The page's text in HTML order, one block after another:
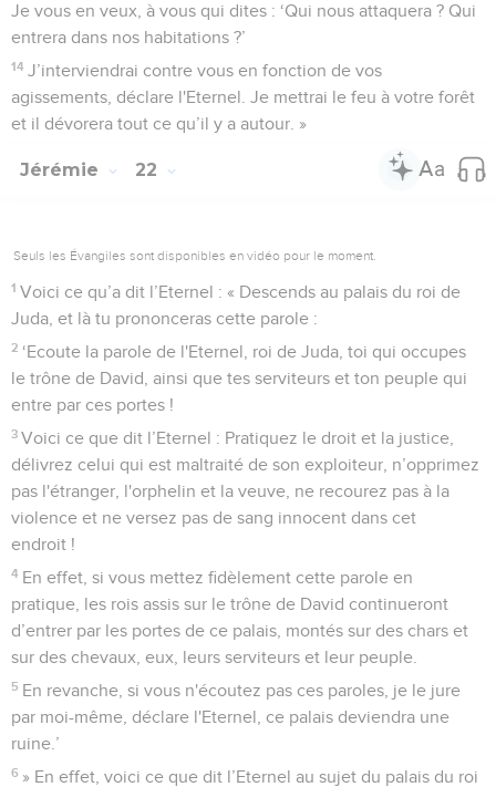
Je vous en veux, à vous qui dites : ‘Qui nous attaquera ? Qui
entrera dans nos habitations ?’
14 J’interviendrai contre vous en fonction de vos
agissements, déclare l'Eternel. Je mettrai le feu à votre forêt
et il dévorera tout ce qu’il y a autour. »
Jérémie 22
Seuls les Évangiles sont disponibles en vidéo pour le moment.
1 Voici ce qu’a dit l’Eternel : « Descends au palais du roi de
Juda, et là tu prononceras cette parole :
2 ‘Ecoute la parole de l'Eternel, roi de Juda, toi qui occupes
le trône de David, ainsi que tes serviteurs et ton peuple qui
entre par ces portes !
3 Voici ce que dit l’Eternel : Pratiquez le droit et la justice,
délivrez celui qui est maltraité de son exploiteur, n’opprimez
pas l'étranger, l'orphelin et la veuve, ne recourez pas à la
violence et ne versez pas de sang innocent dans cet
endroit !
4 En effet, si vous mettez fidèlement cette parole en
pratique, les rois assis sur le trône de David continueront
d’entrer par les portes de ce palais, montés sur des chars et
sur des chevaux, eux, leurs serviteurs et leur peuple.
5 En revanche, si vous n'écoutez pas ces paroles, je le jure
par moi-même, déclare l'Eternel, ce palais deviendra une
ruine.’
6 » En effet, voici ce que dit l’Eternel au sujet du palais du roi